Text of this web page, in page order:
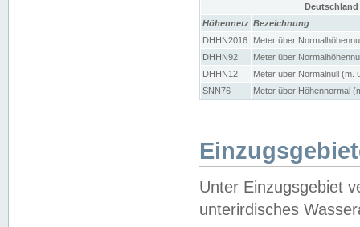
Höhennetz Bezeichnung
DHHN2016
Meter über
DHHN92
Meter über
DHHN12
Meter über Normalnull (m.
SNN76
Meter über Höhennormal
Unter Einzugsgebiet
unterirdisches